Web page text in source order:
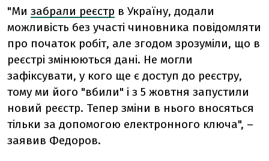
"Ми забрали реєстр в Україну, додали
можливість без участі чиновника повідомляти
про початок робіт, але згодом зрозуміли, що в
реєстрі змінюються дані. Не могли
зафіксувати, у кого ще є доступ до реєстру,
тому ми його "вбили" і з 5 жовтня запустили
новий реєстр. Тепер зміни в нього вносяться
тільки за допомогою електронного ключа", –
заявив Федоров.